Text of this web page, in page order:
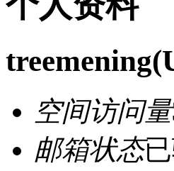
treemening
空间访问量
邮箱状态